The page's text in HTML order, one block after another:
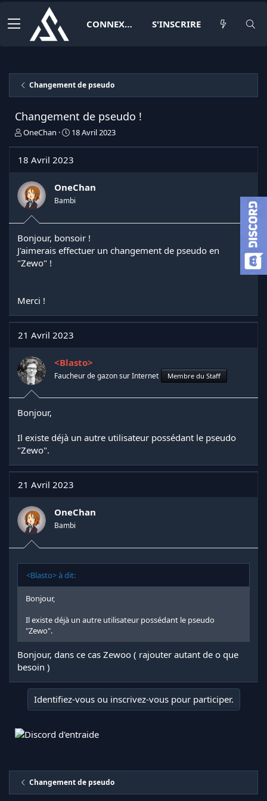
CONNEXION S'INSCRIRE
Changement de pseudo
Changement de pseudo !
I
t
a
t
e
u
d
e
l
s
c
u
s
i
o
n
OneChan
D
e
e
d
é
t
18 Avril 2023
18 Avril 2023
OneChan
Bambi
Bonjour, bonsoir !
J'aimerais effectuer un changement de pseudo en
"Zewo" !
Merci !
21 Avril 2023
<Blasto>
Faucheur de gazon sur Internet Membre du Staff
Bonjour,
Il existe déjà un autre utilisateur possédant le pseudo
"Zewo".
21 Avril 2023
OneChan
Bambi
<Blasto> à dit:
Bonjour,
Il existe déjà un autre utilisateur possédant le pseudo
"Zewo".
Bonjour, dans ce cas Zewoo ( rajouter autant de o que
besoin )
Identifiez-vous ou inscrivez-vous pour participer.
Changement de pseudo